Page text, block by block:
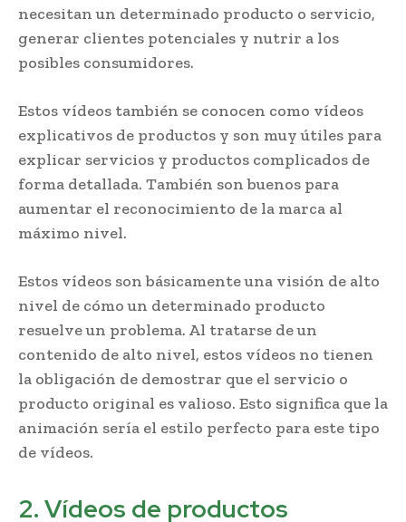
necesitan un determinado producto o servicio,
generar clientes potenciales y nutrir a los
posibles consumidores.
Estos vídeos también se conocen como vídeos
explicativos de productos y son muy útiles para
explicar servicios y productos complicados de
forma detallada. También son buenos para
aumentar el reconocimiento de la marca al
máximo nivel.
Estos vídeos son básicamente una visión de alto
nivel de cómo un determinado producto
resuelve un problema. Al tratarse de un
contenido de alto nivel, estos vídeos no tienen
la obligación de demostrar que el servicio o
producto original es valioso. Esto significa que la
animación sería el estilo perfecto para este tipo
de vídeos.
2. Vídeos de productos